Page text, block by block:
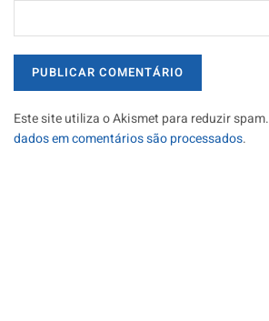
Este site utiliza o Akismet para reduzir spam.
dados em comentários são processados.